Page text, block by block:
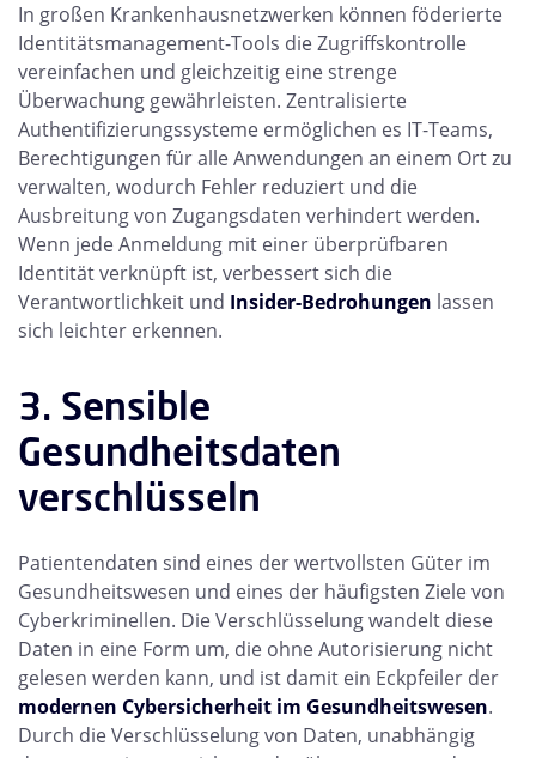
In großen Krankenhausnetzwerken können föderierte
Identitätsmanagement-Tools die Zugriffskontrolle
vereinfachen und gleichzeitig eine strenge
Überwachung gewährleisten. Zentralisierte
Authentifizierungssysteme ermöglichen es IT-Teams,
Berechtigungen für alle Anwendungen an einem Ort zu
verwalten, wodurch Fehler reduziert und die
Ausbreitung von Zugangsdaten verhindert werden.
Wenn jede Anmeldung mit einer überprüfbaren
Identität verknüpft ist, verbessert sich die
Verantwortlichkeit und Insider-Bedrohungen lassen
sich leichter erkennen.
3. Sensible
Gesundheitsdaten
verschlüsseln
Patientendaten sind eines der wertvollsten Güter im
Gesundheitswesen und eines der häufigsten Ziele von
Cyberkriminellen. Die Verschlüsselung wandelt diese
Daten in eine Form um, die ohne Autorisierung nicht
gelesen werden kann, und ist damit ein Eckpfeiler der
modernen Cybersicherheit im Gesundheitswesen.
Durch die Verschlüsselung von Daten, unabhängig